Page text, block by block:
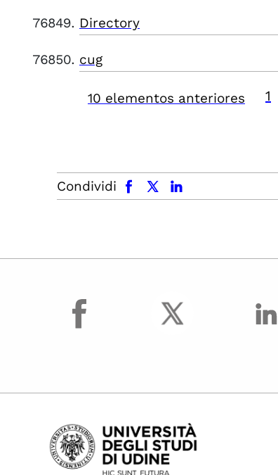
Directory
cug
10 elementos anteriores 1
Condividi
facebook x.com linkedin
facebook